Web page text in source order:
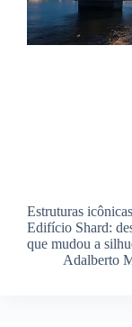
Estruturas
Edifício Shard:
que mudou a
Adalberto